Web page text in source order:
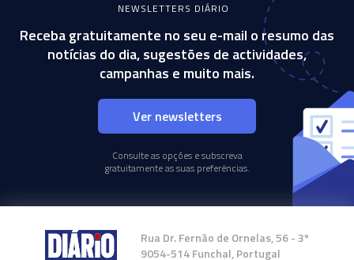
NEWSLETTERS DIÁRIO
Receba gratuitamente no seu e-mail o resumo das
notícias do dia, sugestões de actividades,
campanhas e muito mais.
Ver newsletters
Consulte as opções e subscreva
gratuitamente as suas preferências.
Rua Dr. Fernão de Ornelas, 56 - 3º
9054-514 Funchal, Portugal